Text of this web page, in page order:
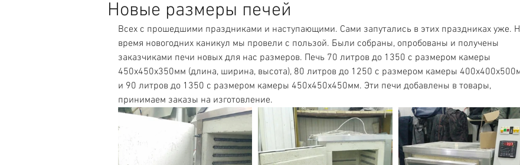
Новые размеры печей
Всех с прошедшими праздниками и наступающими. Сами запутались в этих праздниках уже.
время новогодних каникул мы провели с пользой. Были собраны, опробованы и получены
заказчиками печи новых для нас размеров. Печь 70 литров до 1350 с размером камеры
450х450х350мм (длина, ширина, высота), 80 литров до 1250 с размером камеры
и 90 литров до 1350 с размером камеры 450х450х450мм. Эти печи добавлены в товары,
принимаем заказы на изготовление.